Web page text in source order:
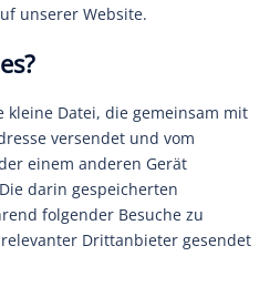
unserer Website.
kleine Datei, die gemeinsam mit
versendet und vom
einem anderen Gerät
darin gespeicherten
folgender Besuche zu
Drittanbieter gesendet